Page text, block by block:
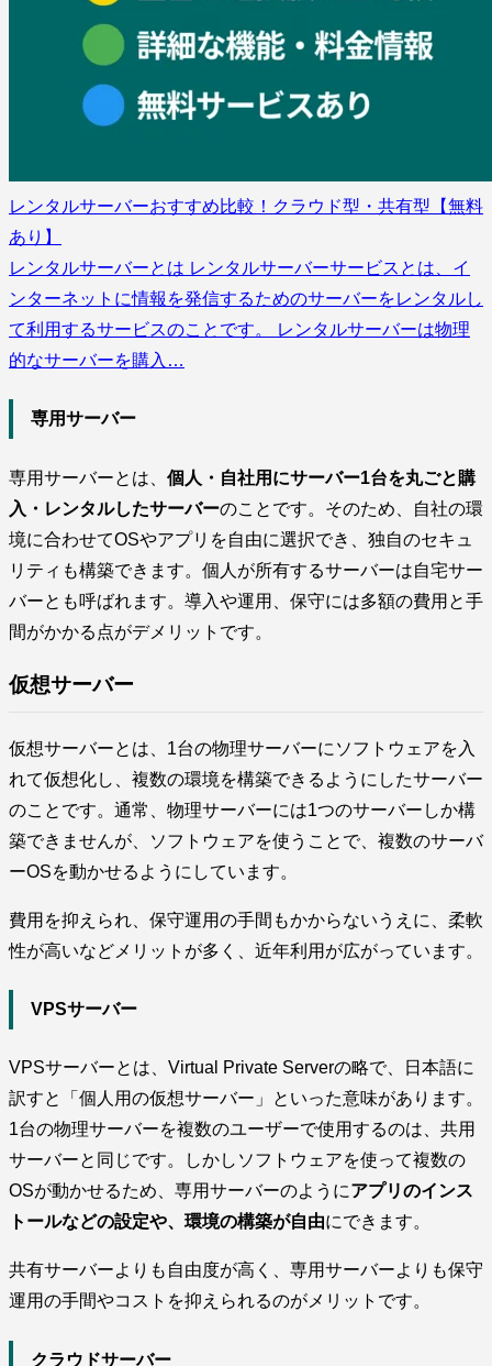
レンタルサーバーおすすめ比較！クラウド型・共有型【無料
あり】
レンタルサーバーとは レンタルサーバーサービスとは、イ
ンターネットに情報を発信するためのサーバーをレンタルし
て利用するサービスのことです。 レンタルサーバーは物理
的なサーバーを購入…
専用サーバー
専用サーバーとは、 個人・自社用にサーバー1台を丸ごと購
入・レンタルしたサーバーのことです。そのため、自社の環
境に合わせてOSやアプリを自由に選択でき、独自のセキュ
リティも構築できます。個人が所有するサーバーは自宅サー
バーとも呼ばれます。導入や運用、保守には多額の費用と手
間がかかる点がデメリットです。
仮想サーバー
仮想サーバーとは、1台の物理サーバーにソフトウェアを入
れて仮想化し、複数の環境を構築できるようにしたサーバー
のことです。通常、物理サーバーには1つのサーバーしか構
築できませんが、ソフトウェアを使うことで、複数のサーバ
ーOSを動かせるようにしています。
費用を抑えられ、保守運用の手間もかからないうえに、柔軟
性が高いなどメリットが多く、近年利用が広がっています。
VPSサーバー
VPSサーバーとは、Virtual Private Serverの略で、日本語に
訳すと「個人用の仮想サーバー」といった意味があります。
1台の物理サーバーを複数のユーザーで使用するのは、共用
サーバーと同じです。しかしソフトウェアを使って複数の
OSが動かせるため、専用サーバーのようにアプリのインス
トールなどの設定や、環境の構築が自由にできます。
共有サーバーよりも自由度が高く、専用サーバーよりも保守
運用の手間やコストを抑えられるのがメリットです。
クラウドサーバー